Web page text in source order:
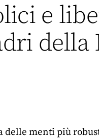
e
della
delle menti più